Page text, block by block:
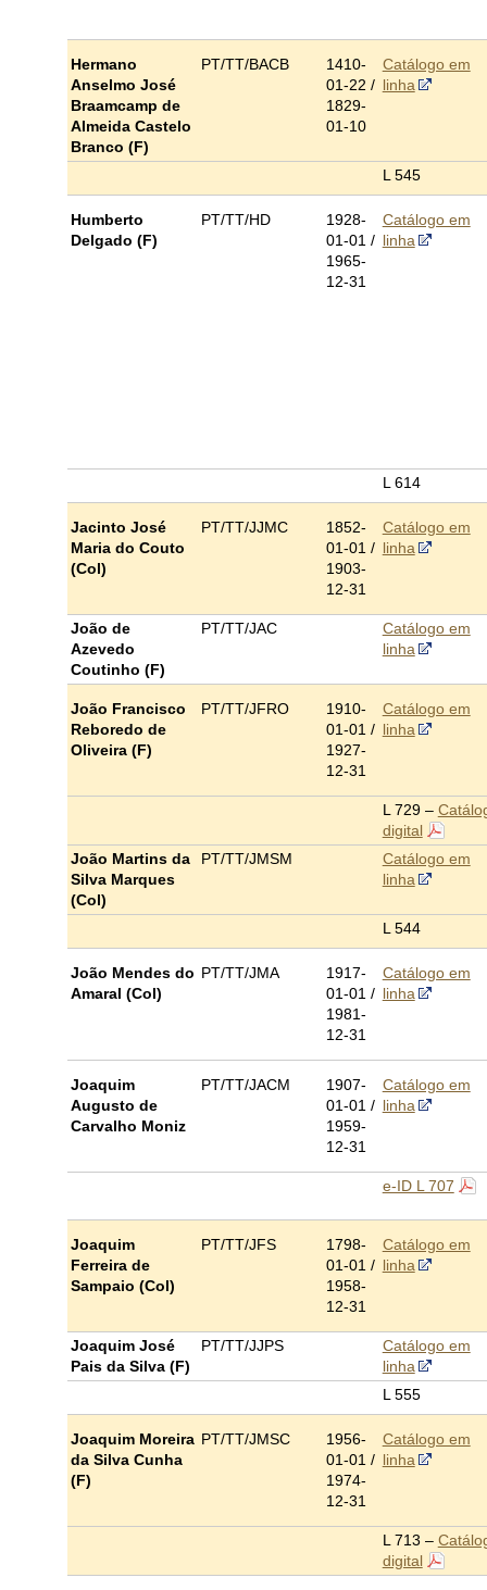
Hermano
Anselmo José
Braamcamp de
Almeida Castelo
Branco (F)
PT/TT/BACB
1410-
01-22 /
1829-
01-10
Catálogo em
linha
L 545
Humberto
Delgado (F)
PT/TT/HD
1928-
01-01 /
1965-
12-31
Catálogo em
linha
L 614
Jacinto José
Maria do Couto
(Col)
PT/TT/JJMC
1852-
01-01 /
1903-
12-31
Catálogo em
linha
João de
Azevedo
Coutinho (F)
PT/TT/JAC
Catálogo em
linha
João Francisco
Reboredo de
Oliveira (F)
PT/TT/JFRO
1910-
01-01 /
1927-
12-31
Catálogo em
linha
L 729 –
digital
João Martins da
Silva Marques
(Col)
PT/TT/JMSM
Catálogo em
linha
L 544
João Mendes do
Amaral (Col)
PT/TT/JMA
1917-
01-01 /
1981-
12-31
Catálogo em
linha
Joaquim
Augusto de
Carvalho Moniz
PT/TT/JACM
1907-
01-01 /
1959-
12-31
Catálogo em
linha
e-ID L 707
Joaquim
Ferreira de
Sampaio (Col)
PT/TT/JFS
1798-
01-01 /
1958-
12-31
Catálogo em
linha
Joaquim José
Pais da Silva (F)
PT/TT/JJPS
Catálogo em
linha
L 555
Joaquim Moreira
da Silva Cunha
(F)
PT/TT/JMSC
1956-
01-01 /
1974-
12-31
Catálogo em
linha
L 713 –
digital